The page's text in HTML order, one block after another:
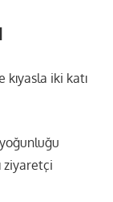
kıyasla iki katı
ziyaretçi